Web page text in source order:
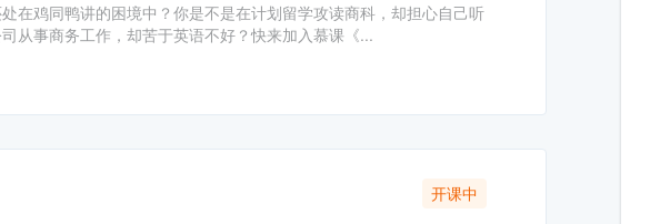
在鸡同鸭讲的困境中？你是不是在计划留学攻读商科，却担心自己听
从事商务工作，却苦于英语不好？快来加入慕课《...
开课中